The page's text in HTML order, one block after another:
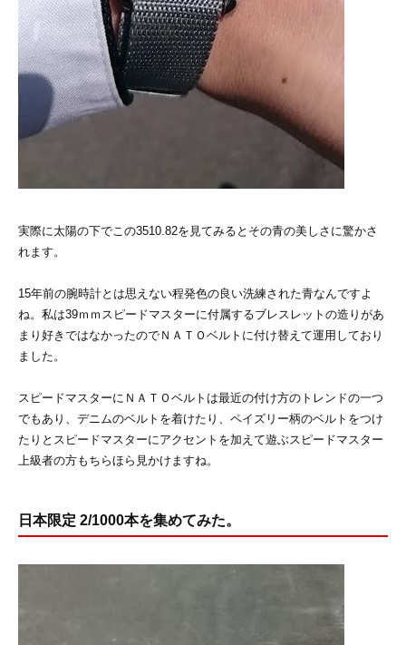
実際に太陽の下でこの3510.82を見てみるとその青の美しさに驚かさ
れます。
15年前の腕時計とは思えない程発色の良い洗練された青なんですよ
ね。私は39ｍｍスピードマスターに付属するブレスレットの造りがあ
まり好きではなかったのでＮＡＴＯベルトに付け替えて運用しており
ました。
スピードマスターにＮＡＴＯベルトは最近の付け方のトレンドの一つ
でもあり、デニムのベルトを着けたり、ペイズリー柄のベルトをつけ
たりとスピードマスターにアクセントを加えて遊ぶスピードマスター
上級者の方もちらほら見かけますね。
日本限定 2/1000本を集めてみた。